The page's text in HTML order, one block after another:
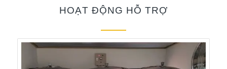
HOẠT ĐỘNG HỖ TRỢ